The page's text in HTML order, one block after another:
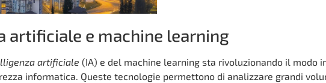
artificiale e machine learning
artificiale (IA) e del machine learning sta rivoluzionando il modo
informatica. Queste tecnologie permettono di analizzare grandi